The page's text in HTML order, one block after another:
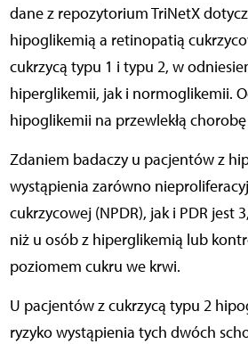
dane z repozytorium TriNetX
hipoglikemią a retinopatią
cukrzycą typu 1 i typu 2, w
hiperglikemii, jak i normoglikemii.
hipoglikemii na przewlekłą chorobę
Zdaniem badaczy u pacjentów z
wystąpienia zarówno
cukrzycowej (NPDR), jak i PDR jest
niż u osób z hiperglikemią lub
poziomem cukru we krwi.
U pacjentów z cukrzycą typu 2
ryzyko wystąpienia tych dwóch